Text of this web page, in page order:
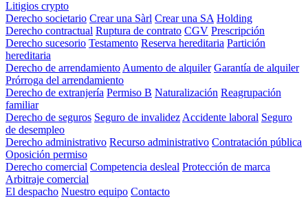
Litigios crypto
Derecho societario Crear una Sàrl Crear una SA Holding
Derecho contractual Ruptura de contrato CGV Prescripción
Derecho sucesorio Testamento Reserva hereditaria Partición
hereditaria
Derecho de arrendamiento Aumento de alquiler Garantía de alquiler
Prórroga del arrendamiento
Derecho de extranjería Permiso B Naturalización Reagrupación
familiar
Derecho de seguros Seguro de invalidez Accidente laboral Seguro
de desempleo
Derecho administrativo Recurso administrativo Contratación pública
Oposición permiso
Derecho comercial Competencia desleal Protección de marca
Arbitraje comercial
El despacho Nuestro equipo Contacto